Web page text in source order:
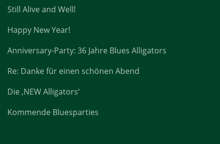
Still Alive and Well!
Happy New Year!
Anniversary-Party: 36 Jahre Blues Alligators
Re: Danke für einen schönen Abend
Die ‚NEW Alligators‘
Kommende Bluesparties